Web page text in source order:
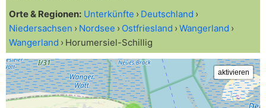
Orte & Regionen: Unterkünfte
Deutschland
Niedersachsen
Nordsee Ostfriesland
Wangerland
Wangerland
Horumersiel-Schillig